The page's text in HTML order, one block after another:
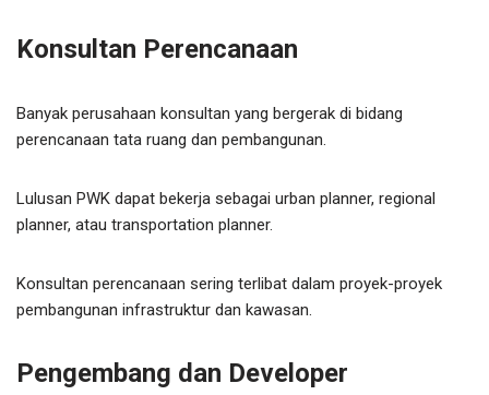
Konsultan Perencanaan
Banyak perusahaan konsultan yang bergerak di bidang
perencanaan tata ruang dan pembangunan.
Lulusan PWK dapat bekerja sebagai urban planner, regional
planner, atau transportation planner.
Konsultan perencanaan sering terlibat dalam proyek-proyek
pembangunan infrastruktur dan kawasan.
Pengembang dan Developer